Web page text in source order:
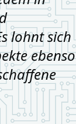
lohnt sich
ebenso